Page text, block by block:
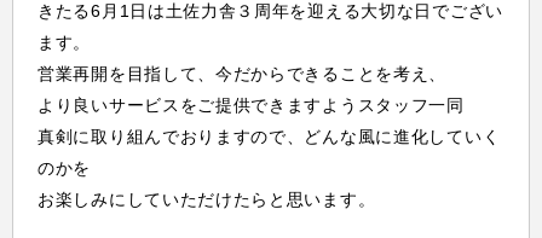
きたる6月1日は土佐力舎３周年を迎える大切な日でござい
ます。
営業再開を目指して、今だからできることを考え、
より良いサービスをご提供できますようスタッフ一同
真剣に取り組んでおりますので、どんな風に進化していく
のかを
お楽しみにしていただけたらと思います。